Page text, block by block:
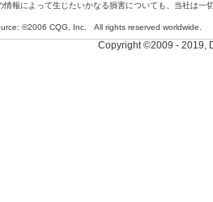
情報によって生じたいかなる損害についても、当社は一
©2006 CQG, Inc. All rights reserved worldwide.
Copyright ©2009 - 2019,